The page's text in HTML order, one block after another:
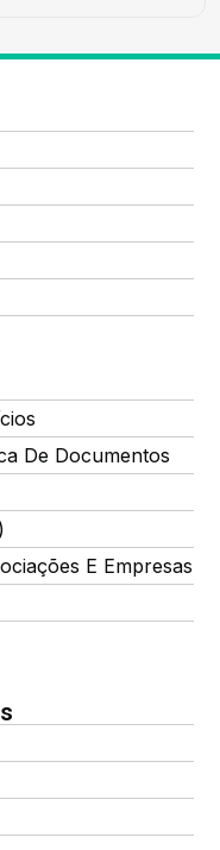
De Documentos
E Empresas